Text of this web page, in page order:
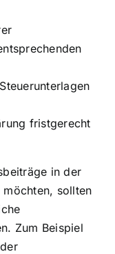
fristgerecht
in der
möchten, sollten
Zum Beispiel